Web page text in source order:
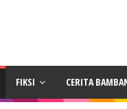
FIKSI CERITA